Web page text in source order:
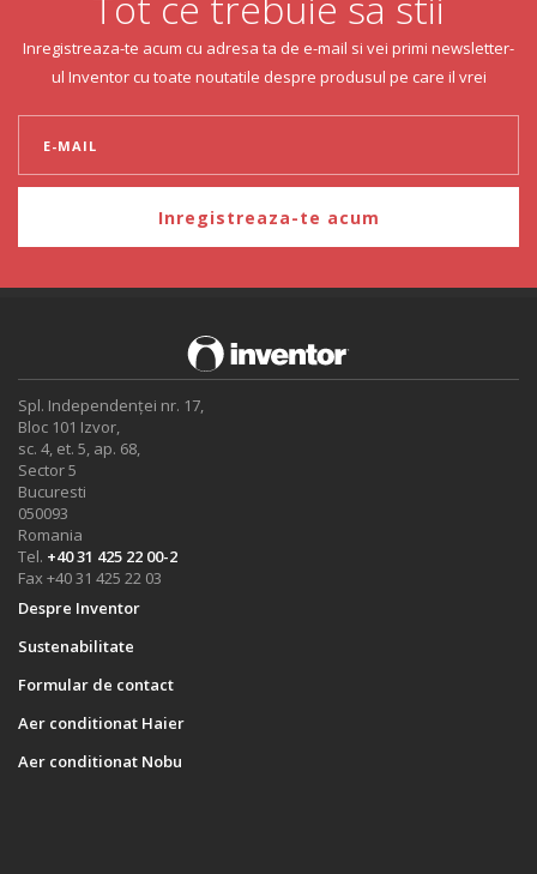
Inregistreaza-te acum cu adresa ta de e-mail si vei primi newsletter-
ul Inventor cu toate noutatile despre produsul pe care il vrei
Inregistreaza-te acum
Spl. Independenței nr. 17,
Bloc 101 Izvor,
sc. 4, et. 5, ap. 68,
Sector 5
Bucuresti
050093
Romania
Tel. +40 31 425 22 00-2
Fax +40 31 425 22 03
Despre Inventor
Sustenabilitate
Formular de contact
Aer conditionat Haier
Aer conditionat Nobu